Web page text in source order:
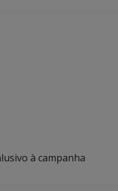
à campanha